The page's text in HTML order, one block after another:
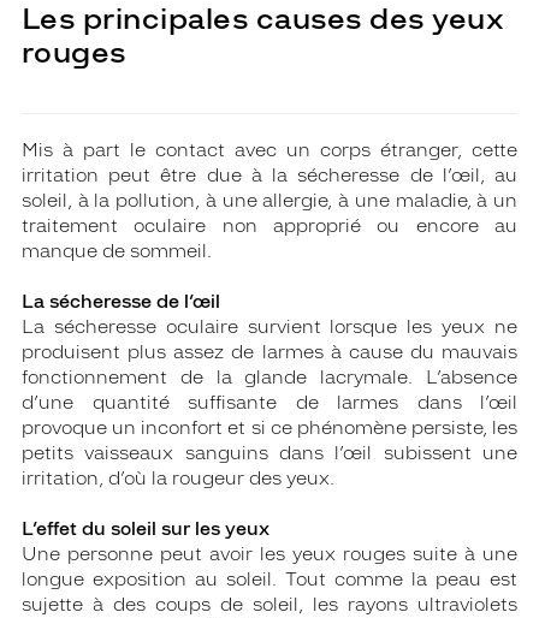
Les principales causes des yeux
rouges
Mis à part le contact avec un corps étranger, cette
irritation peut être due à la sécheresse de l’œil, au
soleil, à la pollution, à une allergie, à une maladie, à un
traitement oculaire non approprié ou encore au
manque de sommeil.
La sécheresse de l’œil
La sécheresse oculaire survient lorsque les yeux ne
produisent plus assez de larmes à cause du mauvais
fonctionnement de la glande lacrymale. L’absence
d’une quantité suffisante de larmes dans l’œil
provoque un inconfort et si ce phénomène persiste, les
petits vaisseaux sanguins dans l’œil subissent une
irritation, d’où la rougeur des yeux.
L’effet du soleil sur les yeux
Une personne peut avoir les yeux rouges suite à une
longue exposition au soleil. Tout comme la peau est
sujette à des coups de soleil, les rayons ultraviolets